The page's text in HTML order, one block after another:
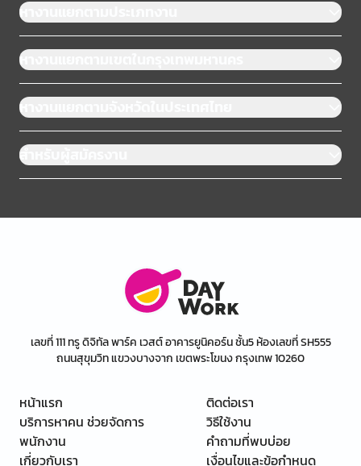
หางานแยกตามประเภทงาน
หางานแยกตามเขตในกรุงเทพมหานคร
หางานแยกตามจังหวัดในประเทศไทย
สำหรับผู้สมัครงาน
เลขที่ 111 ทรู ดิจิทัล พาร์ค เวสต์ อาคารยูนิคอร์น ชั้น5 ห้องเลขที่ SH555
ถนนสุขุมวิท แขวงบางจาก เขตพระโขนง กรุงเทพ 10260
หน้าแรก
บริการหาคน ช่วยจัดการ
พนักงาน
เกี่ยวกับเรา
ติดต่อเรา
วิธีใช้งาน
คำถามที่พบบ่อย
เงื่อนไขและข้อกำหนด